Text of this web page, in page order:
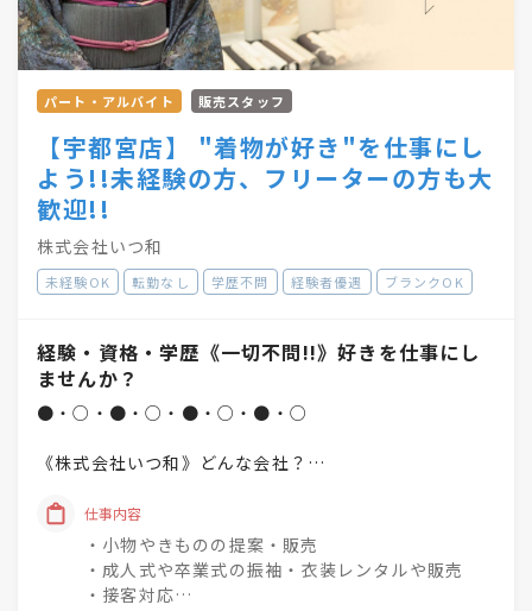
パート・アルバイト 販売スタッフ
【宇都宮店】 "着物が好き"を仕事にし
よう!!未経験の方、フリーターの方も大
歓迎!!
株式会社いつ和
未経験OK 転勤なし 学歴不問 経験者優遇 ブランクOK
経験・資格・学歴《一切不問!!》好きを仕事にし
ませんか？
●・○・●・○・●・○・●・○
《株式会社いつ和》どんな会社？
「一人でも多く、一度でも多く、
着物着姿を増やしていく」
という理念を掲げています♪
仕事内容
・小物やきものの提案・販売
・成人式や卒業式の振袖・衣装レンタルや販売
・接客対応